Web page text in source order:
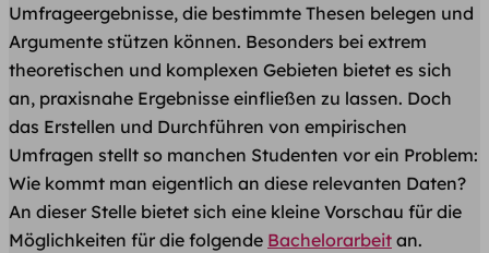
Umfrageergebnisse, die bestimmte Thesen belegen und
Argumente stützen können. Besonders bei extrem
theoretischen und komplexen Gebieten bietet es sich
an, praxisnahe Ergebnisse einfließen zu lassen. Doch
das Erstellen und Durchführen von empirischen
Umfragen stellt so manchen Studenten vor ein Problem:
Wie kommt man eigentlich an diese relevanten Daten?
An dieser Stelle bietet sich eine kleine Vorschau für die
Möglichkeiten für die folgende Bachelorarbeit an.